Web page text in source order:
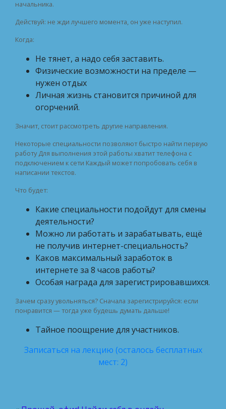
начальника.
Действуй: не жди лучшего момента, он уже наступил.
Когда:
Не тянет, а надо себя заставить.
Физические возможности на пределе —
нужен отдых
Личная жизнь становится причиной для
огорчений.
Значит, стоит рассмотреть другие направления.
Некоторые специальности позволяют быстро найти первую
работу Для выполнения этой работы хватит телефона с
подключением к сети Каждый может попробовать себя в
написании текстов.
Что будет:
Какие специальности подойдут для смены
деятельности?
Можно ли работать и зарабатывать, ещё
не получив интернет-специальность?
Каков максимальный заработок в
интернете за 8 часов работы?
Особая награда для зарегистрировавшихся.
Зачем сразу увольняться? Сначала зарегистрируйся: если
понравится — тогда уже будешь думать дальше!
Тайное поощрение для участников.
Записаться на лекцию (осталось бесплатных
мест: 2)